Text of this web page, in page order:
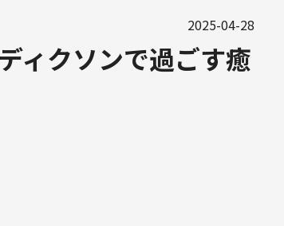
2025-04-28
ィクソンで過ごす癒